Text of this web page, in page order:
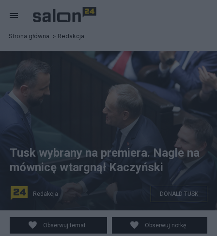
Strona główna Redakcja
Donald Tusk wybrany na premiera. Fot. PAP/Paweł
Supernak
Tusk wybrany na premiera. Nagle na
mównicę wtargnął Kaczyński
Redakcja DONALD TUSK
Obserwuj temat Obserwuj notkę